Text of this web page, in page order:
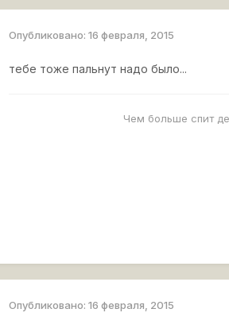
Опубликовано:16 февраля, 2015
тебе тоже пальнут надо было...
Чем больше спит
Опубликовано:16 февраля, 2015